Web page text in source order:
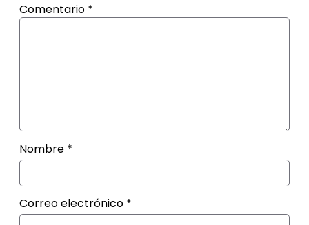
Comentario *
Nombre *
Correo electrónico *